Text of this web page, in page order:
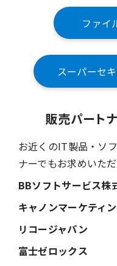
ファイ
スーパーセ
販売パート
お近くのIT製品・ソ
ナーでもお求めいただ
BBソフトサービス株
キャノンマーケティ
リコージャパン
富士ゼロックス